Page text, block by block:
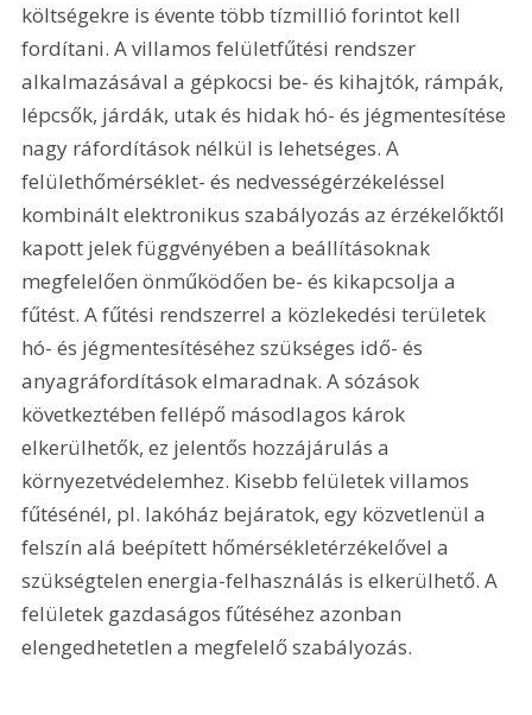
költségekre is évente több tízmillió forintot kell
fordítani. A villamos felületfűtési rendszer
alkalmazásával a gépkocsi be- és kihajtók, rámpák,
lépcsők, járdák, utak és hidak hó- és jégmentesítése
nagy ráfordítások nélkül is lehetséges. A
felülethőmérséklet- és nedvességérzékeléssel
kombinált elektronikus szabályozás az érzékelőktől
kapott jelek függvényében a beállításoknak
megfelelően önműködően be- és kikapcsolja a
fűtést. A fűtési rendszerrel a közlekedési területek
hó- és jégmentesítéséhez szükséges idő- és
anyagráfordítások elmaradnak. A sózások
következtében fellépő másodlagos károk
elkerülhetők, ez jelentős hozzájárulás a
környezetvédelemhez. Kisebb felületek villamos
fűtésénél, pl. lakóház bejáratok, egy közvetlenül a
felszín alá beépített hőmérsékletérzékelővel a
szükségtelen energia-felhasználás is elkerülhető. A
felületek gazdaságos fűtéséhez azonban
elengedhetetlen a megfelelő szabályozás.